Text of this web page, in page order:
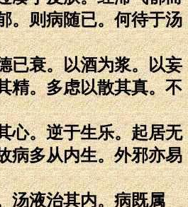
。则病随已。何待于汤
已衰。以酒为浆。以妄
精。多虑以散其真。不
心。逆于生乐。起居无
病多从内生。外邪亦易
汤液治其内。病既属